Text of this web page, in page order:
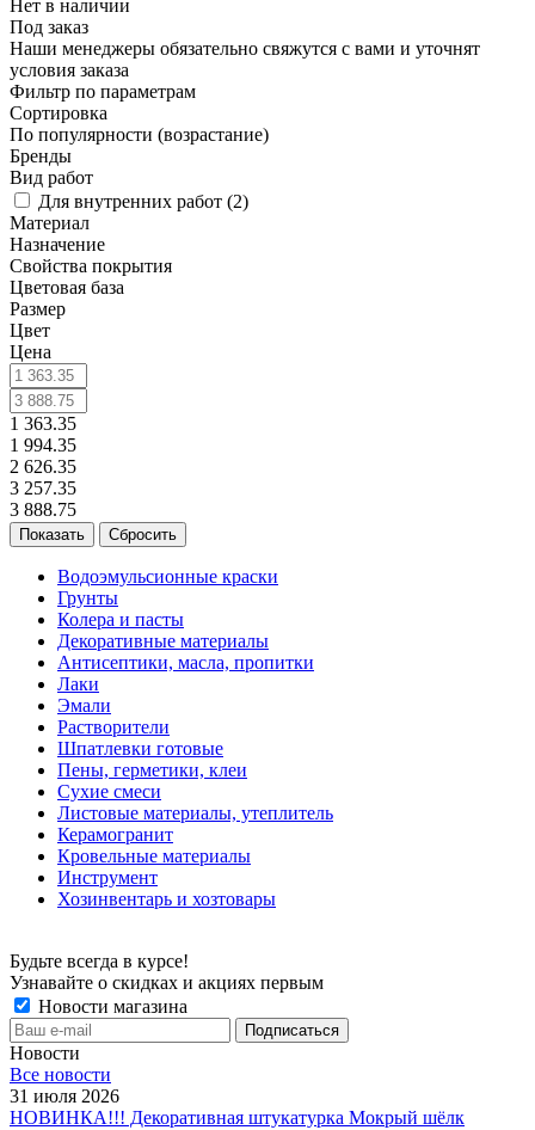
Нет в наличии
Под заказ
Наши менеджеры обязательно свяжутся с вами и уточнят
условия заказа
Фильтр по параметрам
Сортировка
По популярности (возрастание)
Бренды
Вид работ
Для внутренних работ (2)
Материал
Назначение
Свойства покрытия
Цветовая база
Размер
Цвет
Цена
1 363.35
1 994.35
2 626.35
3 257.35
3 888.75
Сбросить
Водоэмульсионные краски
Грунты
Колера и пасты
Декоративные материалы
Антисептики, масла, пропитки
Лаки
Эмали
Растворители
Шпатлевки готовые
Пены, герметики, клеи
Сухие смеси
Листовые материалы, утеплитель
Керамогранит
Кровельные материалы
Инструмент
Хозинвентарь и хозтовары
Будьте всегда в курсе!
Узнавайте о скидках и акциях первым
Новости магазина
Новости
Все новости
31 июля 2026
НОВИНКА!!! Декоративная штукатурка Мокрый шёлк